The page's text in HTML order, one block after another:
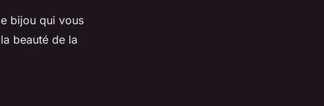
bijou qui vous
beauté de la